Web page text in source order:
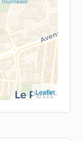
Leaflet